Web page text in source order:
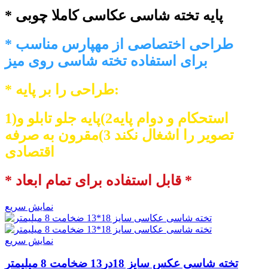
* پایه تخته شاسی عکاسی کاملا چوبی
* طراحی اختصاصی از مهپارس مناسب
برای استفاده تخته شاسی روی میز
* طراحی را بر پایه:
1)استحکام و دوام پایه2)پایه جلو تابلو و
تصویر را اشغال نکند 3)مقرون به صرفه
اقتصادی
* قابل استفاده برای تمام ابعاد *
نمایش سریع
نمایش سریع
تخته شاسی عکس سایز 18در13 ضخامت 8 میلیمتر